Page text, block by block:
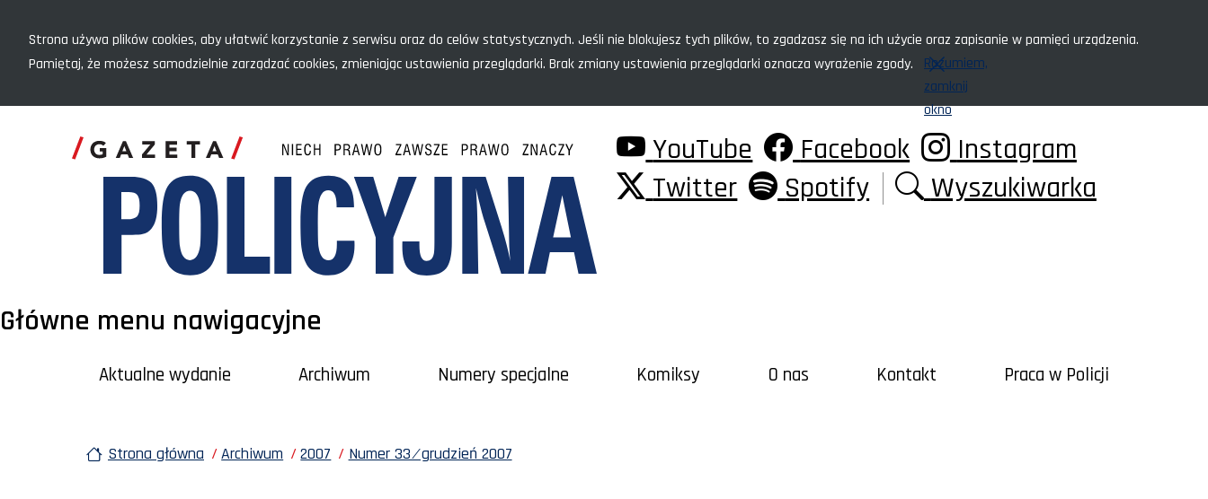
Strona używa plików cookies, aby ułatwić korzystanie z serwisu oraz do celów statystycznych. Jeśli nie blokujesz tych plików, to zgadzasz się na ich użycie oraz zapisanie w pamięci urządzenia.
Pamiętaj, że możesz samodzielnie zarządzać cookies, zmieniając ustawienia przeglądarki. Brak zmiany ustawienia przeglądarki oznacza wyrażenie zgody.
Rozumiem,
zamknij
okno
YouTube Facebook
Instagram
Twitter
Spotify Wyszukiwarka
Główne menu nawigacyjne
Aktualne wydanie Archiwum Numery specjalne Komiksy O nas Kontakt Praca w Policji
Strona główna Archiwum 2007 Numer 33 ⁄ grudzień 2007